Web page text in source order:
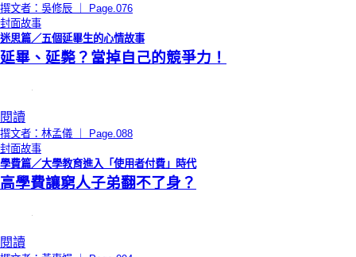
撰文者：吳修辰 ｜ Page.076
封面故事
迷思篇／五個延畢生的心情故事
延畢、延斃？當掉自己的競爭力！
閱讀
撰文者：林孟儀 ｜ Page.088
封面故事
學費篇／大學教育進入「使用者付費」時代
高學費讓窮人子弟翻不了身？
閱讀